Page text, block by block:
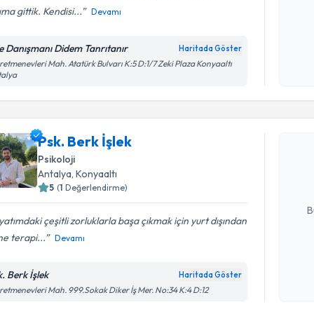
gittik. Kendisi...
Devamı
Danışmanı Didem Tanrıtanır Haritada Göster
Mah. Atatürk Bulvarı K:5 D:1/7 Zeki Plaza Konyaaltı
Psk. Berk İşlek
Psikoloji
Antalya, Konyaaltı
5 (1 Değerlendirme)
çeşitli zorluklarla başa çıkmak için yurt dışından
terapi...
Devamı
Berk İşlek Haritada Göster
Mah. 999.Sokak Diker İş Mer. No:34 K:4 D:12
Randevu
Psk. Berk